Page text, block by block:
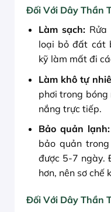
Đối Với Dây Thần
Làm sạch:Rửa
loại bỏ đất cát
kỹ làm mất đi
Làm khô tự
phơi trong
nắng trực tiếp.
Bảo quản lạnh:
bảo quản
được 5-7 ngày.
hơn, nên sơ chế
Đối Với Dây Thần